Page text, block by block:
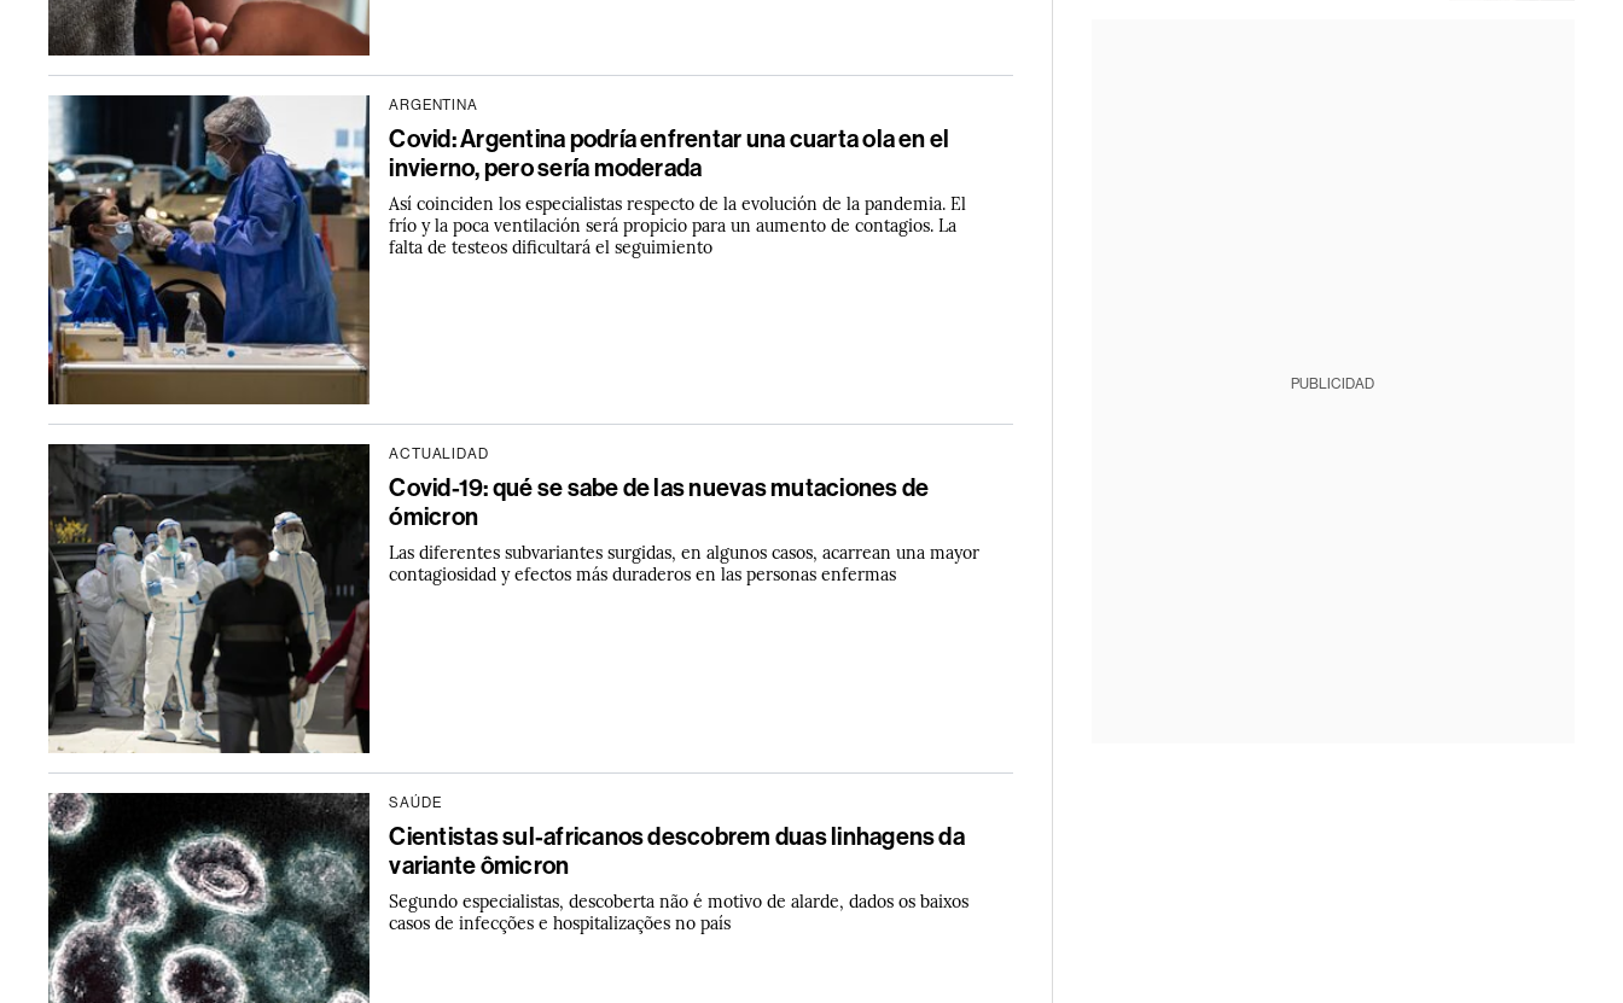
ARGENTINA
Covid: Argentina podría enfrentar una cuarta ola en el
invierno, pero sería moderada
Así coinciden los especialistas respecto de la evolución de la pandemia. El
frío y la poca ventilación será propicio para un aumento de contagios. La
falta de testeos dificultará el seguimiento
ACTUALIDAD
Covid-19: qué se sabe de las nuevas mutaciones de
ómicron
Las diferentes subvariantes surgidas, en algunos casos, acarrean una mayor
contagiosidad y efectos más duraderos en las personas enfermas
SAÚDE
Cientistas sul-africanos descobrem duas linhagens da
variante ômicron
Segundo especialistas, descoberta não é motivo de alarde, dados os baixos
casos de infecções e hospitalizações no país
PUBLICIDAD